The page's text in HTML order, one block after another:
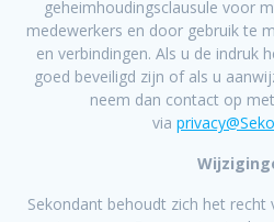
geheimhoudingsclausule voor
medewerkers en door gebruik te
en verbindingen. Als u de indruk
goed beveiligd zijn of als u
neem dan contact op
via
Sekondant behoudt zich het recht